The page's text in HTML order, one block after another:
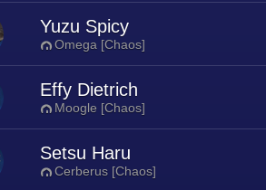
Yuzu Spicy
Omega [Chaos]
Effy Dietrich
Moogle [Chaos]
Setsu Haru
Cerberus [Chaos]